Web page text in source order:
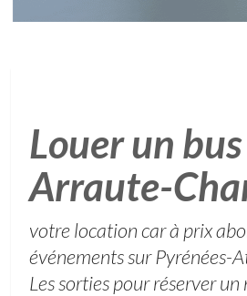
Louer un
Arraute-
votre location car à prix
événements sur Pyrénées-
Les sorties pour réserver